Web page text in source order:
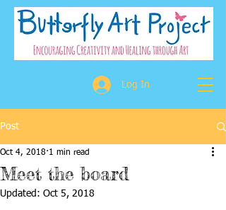
Log In
Post
Meet the board
Oct 4, 2018 1 min read
Updated: Oct 5, 2018